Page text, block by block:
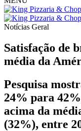
Notícias Geral
Satisfação de
média da
Pesquisa
24% para
acima da
(32%), entre